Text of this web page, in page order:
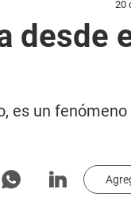
20
desde
es un